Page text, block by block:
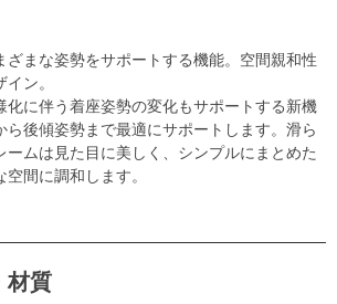
ざまな姿勢をサポートする機能。空間親和性
ン。
化に伴う着座姿勢の変化もサポートする新機
ら後傾姿勢まで最適にサポートします。滑ら
ームは見た目に美しく、シンプルにまとめた
間に調和します。
材質